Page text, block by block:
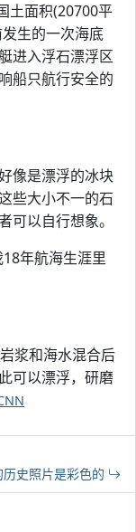
土面积(20700平
生的一次海底
进入浮石漂浮区
船只航行安全的
像是漂浮的冰块
些大小不一的石
可以自行想象。
年航海生涯里
浆和海水混合后
可以漂浮，研磨
史照片是彩色的